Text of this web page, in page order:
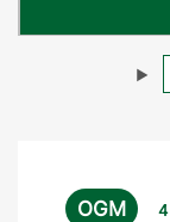
e
OGM